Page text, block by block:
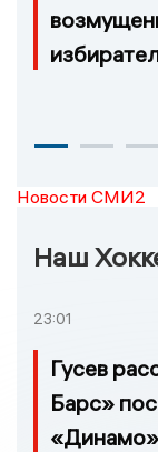
Новости СМИ2
Наш
23:01
Гусев
Барс»
«Динамо»